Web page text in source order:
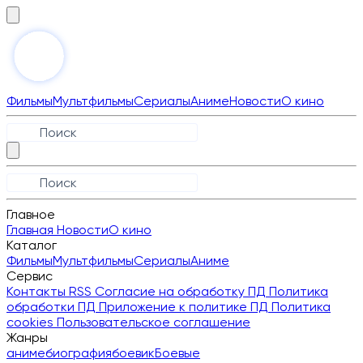
ФильмыМультфильмыСериалыАнимеНовостиО кино
Главное
Главная НовостиО кино
Каталог
ФильмыМультфильмыСериалыАниме
Сервис
Контакты RSS Согласие на обработку ПД Политика
обработки ПД Приложение к политике ПД Политика
cookies Пользовательское соглашение
Жанры
анимебиографиябоевикБоевые